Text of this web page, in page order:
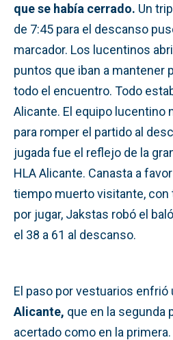
que se había cerrado. Un
de 7:45 para el descanso
marcador. Los lucentinos
puntos que iban a mantener
todo el encuentro. Todo
Alicante. El equipo lucentino
para romper el partido al
jugada fue el reflejo de la
HLA Alicante. Canasta a
tiempo muerto visitante, con
por jugar, Jakstas robó el
el 38 a 61 al descanso.
El paso por vestuarios enfrió
Alicante, que en la segunda
acertado como en la